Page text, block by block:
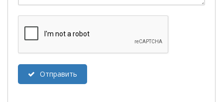
Отправить